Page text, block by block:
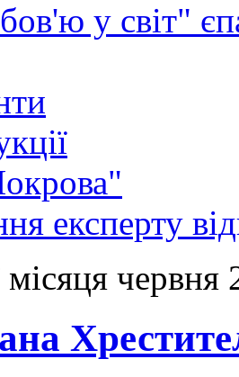
у світ"
експерту
місяця червня